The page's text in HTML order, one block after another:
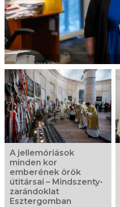
A jellemóriások
minden kor
emberének örök
útitársai – Mindszenty-
zarándoklat
Esztergomban